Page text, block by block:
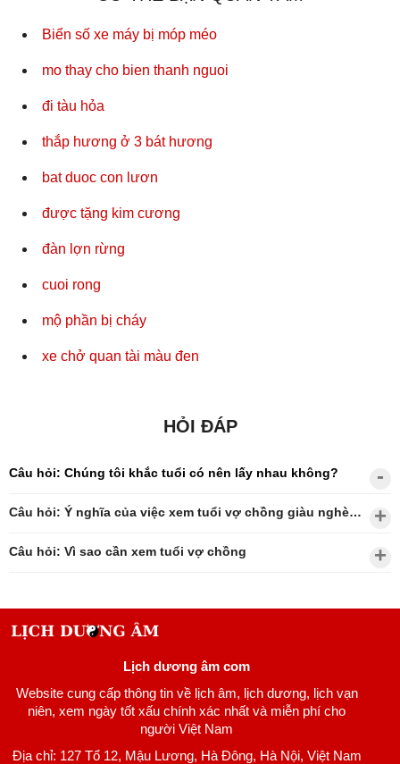
Biển số xe máy bị móp méo
mo thay cho bien thanh nguoi
đi tàu hỏa
thắp hương ở 3 bát hương
bat duoc con lươn
được tặng kim cương
đàn lợn rừng
cuoi rong
mộ phần bị cháy
xe chở quan tài màu đen
HỎI ĐÁP
Câu hỏi: Chúng tôi khắc tuổi có nên lấy nhau không?
Câu hỏi: Ý nghĩa của việc xem tuổi vợ chồng giàu nghèo?
Câu hỏi: Vì sao cần xem tuổi vợ chồng
Lịch dương âm com
Website cung cấp thông tin về lịch âm, lịch dương, lịch vạn
niên, xem ngày tốt xấu chính xác nhất và miễn phí cho
người Việt Nam
Địa chỉ: 127 Tổ 12, Mậu Lương, Hà Đông, Hà Nội, Việt Nam